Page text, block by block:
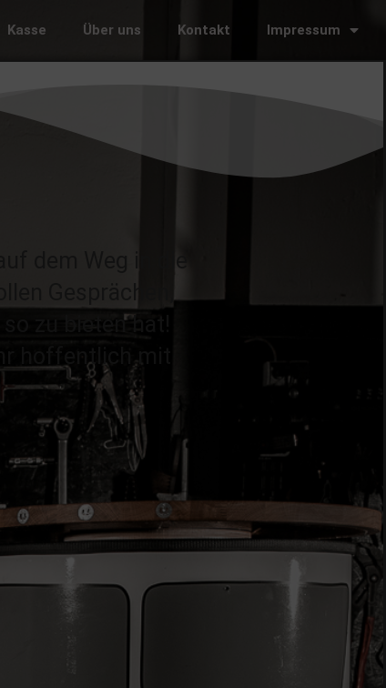
Kasse Über uns Kontakt Impressum
dem Weg in die
Gesprächen,
zu bieten hat!
hoffentlich mit